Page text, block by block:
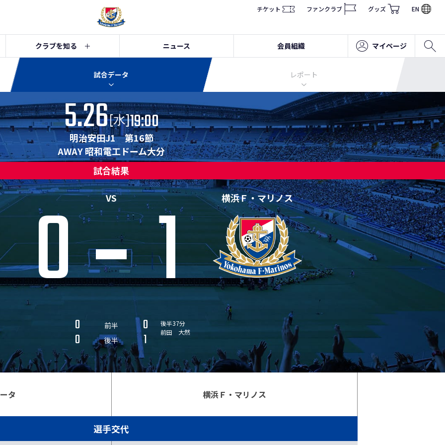
チケット ファンクラブ グッズ EN
クラブを知る ニュース 会員組織 マイページ
試合データ レポート
5.26[水]19:00
明治安田J1 第16節
AWAY 昭和電工ドーム大分
試合結果
VS 横浜Ｆ・マリノス
0 1
0 前半
0
0
後半 1
後半37分
前田 大然
タ 横浜Ｆ・マリノス
選手交代